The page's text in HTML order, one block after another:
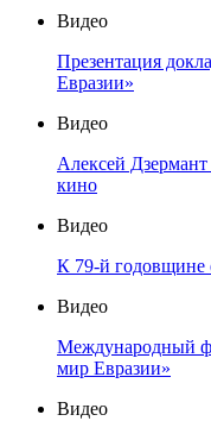
Видео
Презентация
Евразии»
Видео
Алексей
кино
Видео
К 79-й годовщине
Видео
Международный
мир Евразии»
Видео